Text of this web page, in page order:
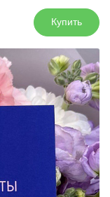
Купить